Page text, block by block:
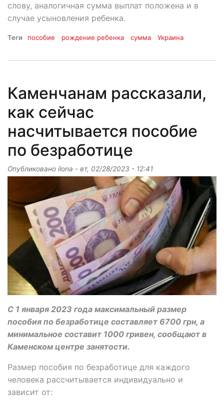
слову, аналогичная сумма выплат положена и в
случае усыновления ребенка.
Теги пособие рождение ребенка сумма Украина
Каменчанам рассказали,
как сейчас
насчитывается пособие
по безработице
Опубликовано ilona - вт, 02/28/2023 - 12:41
С 1 января 2023 года максимальный размер
пособия по безработице составляет 6700 грн, а
минимальное составит 1000 гривен, сообщают в
Каменском центре занятости.
Размер пособия по безработице для каждого
человека рассчитывается индивидуально и
зависит от: